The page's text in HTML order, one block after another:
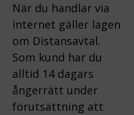
När du handlar via
internet gäller lagen
om Distansavtal.
Som kund har du
alltid 14 dagars
ångerrätt under
förutsättning att